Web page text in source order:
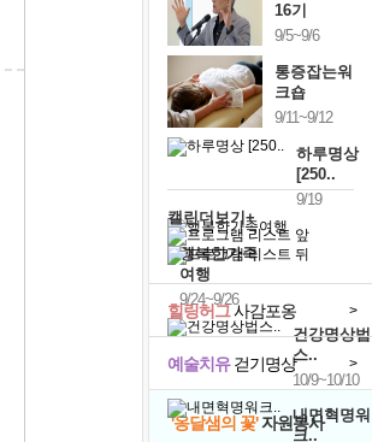
16기
9/5~9/6
통증잡는워
크숍
9/11~9/12
하루명상
[250..
9/19
행복한가족
여행
9/24~9/26
건강명상법
스..
10/9~10/10
내면혁명워
크..
캘린더보기+
예술치유걷기명상 >
힐링허그사감포옹 >
'옹달샘의 꽃'자원봉사